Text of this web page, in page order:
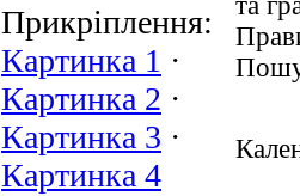
Прикріплення:
Картинка 1 ·
Картинка 2 ·
Картинка 3 ·
Картинка 4